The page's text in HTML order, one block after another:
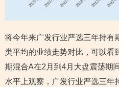
将今年来广发行业严选三年持有
类平均的业绩走势对比，可以看
期混合A在2月到4月大盘震荡期
水平上观察，广发行业严选三年